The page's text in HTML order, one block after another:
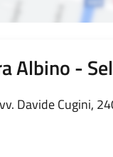
Albino -
Davide Cugini,